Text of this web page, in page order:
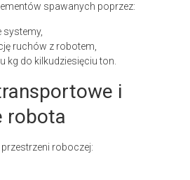
spawanych poprzez:
systemy,
ruchów z robotem,
kg do kilkudziesięciu ton.
i
robota
roboczej: